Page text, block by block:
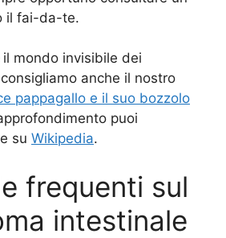
il fai-da-te.
mondo invisibile dei
anche il nostro
pappagallo e il suo bozzolo
puoi
su Wikipedia.
frequenti sul
intestinale